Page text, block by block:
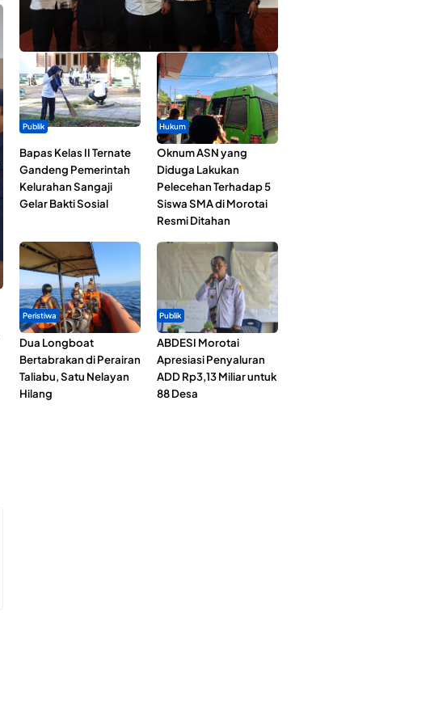
Dua Talenta Muda Ternate Wakili Maluku Utara di
Gita Bahana Nusantara 2026
Publik
Bapas Kelas II Ternate
Gandeng Pemerintah
Kelurahan Sangaji
Gelar Bakti Sosial
Hukum
Oknum ASN yang
Diduga Lakukan
Pelecehan Terhadap 5
Siswa SMA di Morotai
Resmi Ditahan
Peristiwa
Dua Longboat
Bertabrakan di Perairan
Taliabu, Satu Nelayan
Hilang
Publik
ABDESI Morotai
Apresiasi Penyaluran
ADD Rp3,13 Miliar untuk
88 Desa